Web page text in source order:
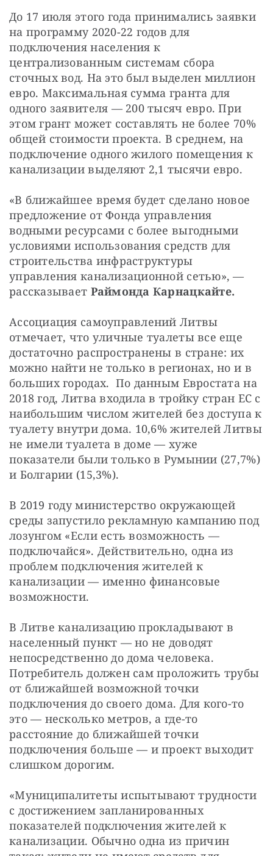
До 17 июля этого года принимались заявки
на программу 2020-22 годов для
подключения населения к
централизованным системам сбора
сточных вод. На это был выделен миллион
евро. Максимальная сумма гранта для
одного заявителя — 200 тысяч евро. При
этом грант может составлять не более 70%
общей стоимости проекта. В среднем, на
подключение одного жилого помещения к
канализации выделяют 2,1 тысячи евро.
«В ближайшее время будет сделано новое
предложение от Фонда управления
водными ресурсами с более выгодными
условиями использования средств для
строительства инфраструктуры
управления канализационной сетью», —
рассказывает Раймонда Карнацкайте.
Ассоциация самоуправлений Литвы
отмечает, что уличные туалеты все еще
достаточно распространены в стране: их
можно найти не только в регионах, но и в
больших городах. По данным Евростата на
2018 год, Литва входила в тройку стран ЕС с
наибольшим числом жителей без доступа к
туалету внутри дома. 10,6% жителей Литвы
не имели туалета в доме — хуже
показатели были только в Румынии (27,7%)
и Болгарии (15,3%).
В 2019 году министерство окружающей
среды запустило рекламную кампанию под
лозунгом «Если есть возможность —
подключайся». Действительно, одна из
проблем подключения жителей к
канализации — именно финансовые
возможности.
В Литве канализацию прокладывают в
населенный пункт — но не доводят
непосредственно до дома человека.
Потребитель должен сам проложить трубы
от ближайшей возможной точки
подключения до своего дома. Для кого-то
это — несколько метров, а где-то
расстояние до ближайшей точки
подключения больше — и проект выходит
слишком дорогим.
«Муниципалитеты испытывают трудности
с достижением запланированных
показателей подключения жителей к
канализации. Обычно одна из причин